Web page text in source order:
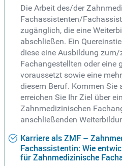
Die Arbeit des/der
Fachassistenten/
zugänglich, die eine
abschließen. Ein
diese eine Ausbildung
Fachangestellten oder eine
voraussetzt sowie eine
diesem Beruf. Kommen Sie
erreichen Sie Ihr Ziel über
Zahnmedizinischen
anschließenden
Karriere als ZMF –
Fachassistentin: Wie
für Zahnmedizinische